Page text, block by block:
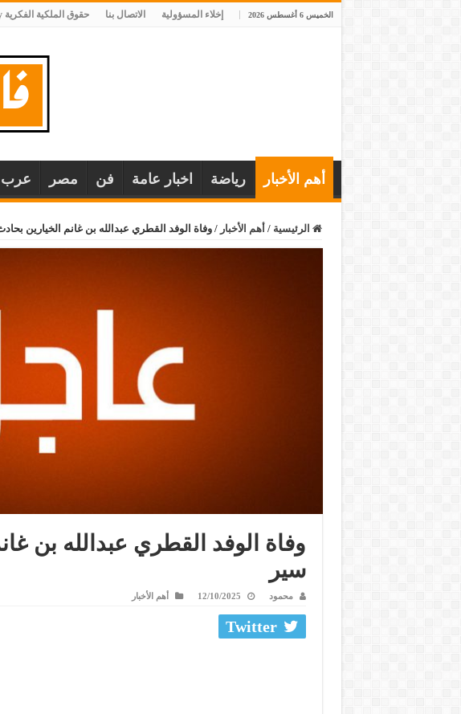
الخميس 6 أغسطس 2026 إخلاء المسؤولية الاتصال بنا حقوق الملكية الفكرية DMCA Policy
أهم الأخبار رياضة اخبار عامة فن مصر عرب
الرئيسية / أهم الأخبار / وفاة الوفد القطري عبدالله بن غانم الخيارين
وفاة الوفد القطري عبدالله بن
سير
محمود 12/10/2025 أهم الأخبار
Twitter